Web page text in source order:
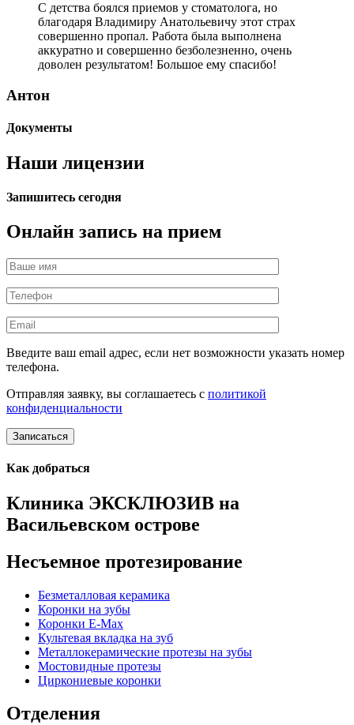
С детства боялся приемов у стоматолога, но
благодаря Владимиру Анатольевичу этот страх
совершенно пропал. Работа была выполнена
аккуратно и совершенно безболезненно, очень
доволен результатом! Большое ему спасибо!
Антон
Документы
Наши лицензии
Запишитесь сегодня
Онлайн запись на прием
Введите ваш email адрес, если нет возможности указать номер
телефона.
Отправляя заявку, вы соглашаетесь с политикой
конфиденциальности
Записаться
Как добраться
Клиника ЭКСКЛЮЗИВ на
Васильевском острове
Несъемное протезирование
Безметалловая керамика
Коронки на зубы
Коронки E-Max
Культевая вкладка на зуб
Металлокерамические протезы на зубы
Мостовидные протезы
Циркониевые коронки
Отделения